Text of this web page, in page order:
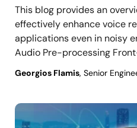
This blog provides an
effectively enhance voice
applications even in noisy
Audio Pre-processing
Georgios Flamis, Senior